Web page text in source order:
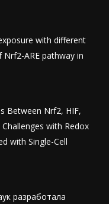
with different
ARE pathway in
Between Nrf2, HIF,
with Redox
with Single-Cell
разработала